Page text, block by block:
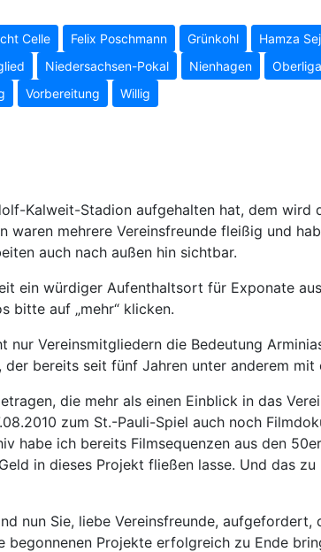
Celle Felix Poschmann Grünkohl Hamza
Niedersachsen-Pokal Nienhagen Oberliga
Vorbereitung Willig
Kalweit-Stadion aufgehalten hat, dem wird
mehrere Vereinsfreunde fleißig und
auch nach außen hin sichtbar.
ein würdiger Aufenthaltsort für Exponate
bitte auf „mehr“ klicken.
nur Vereinsmitgliedern die Bedeutung
bereits seit fünf Jahren unter anderem
die mehr als einen Einblick in das
zum St.-Pauli-Spiel auch noch
habe ich bereits Filmsequenzen aus den
in dieses Projekt fließen lasse. Und das
nun Sie, liebe Vereinsfreunde,
Projekte erfolgreich zu Ende